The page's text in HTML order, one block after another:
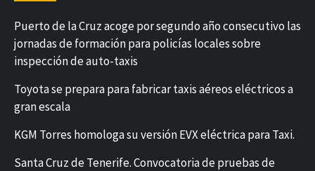
Puerto de la Cruz acoge por segundo año consecutivo las
jornadas de formación para policías locales sobre
inspección de auto-taxis
Toyota se prepara para fabricar taxis aéreos eléctricos a
gran escala
KGM Torres homologa su versión EVX eléctrica para Taxi.
Santa Cruz de Tenerife. Convocatoria de pruebas de